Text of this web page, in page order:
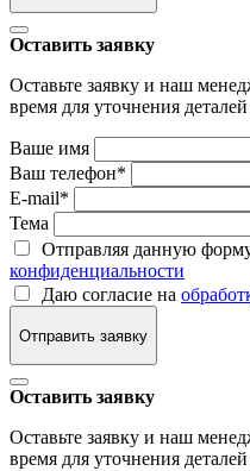
Оставить заявку
Оставьте заявку и наш
время для уточнения деталей
Ваше имя
Ваш телефон*
E-mail*
Тема
Отправляя данную
конфиденциальности
Даю согласие на
Отправить заявку
Оставить заявку
Оставьте заявку и наш
время для уточнения деталей